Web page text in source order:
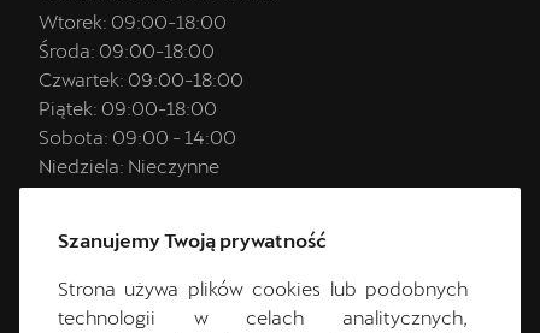
Wtorek: 09:00-18:00
Środa: 09:00-18:00
Czwartek: 09:00-18:00
Piątek: 09:00-18:00
Sobota: 09:00 - 14:00
Niedziela: Nieczynne
Szanujemy Twoją prywatność
Strona używa plików cookies lub podobnych
technologii w celach analitycznych,